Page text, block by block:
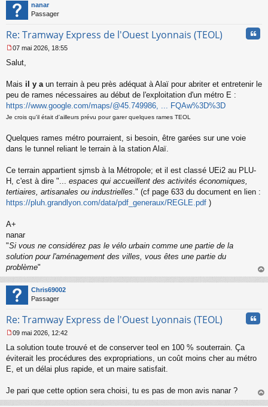
nanar
Passager
Re: Tramway Express de l'Ouest Lyonnais (TEOL)
e
s
g
e
n
n
u
07 mai 2026, 18:55
Salut,
Mais il y aun terrain à peu près adéquat à Alaï pour abriter et entretenir le
peu de rames nécessaires au début de l'exploitation d'un métro E :
https://www.google.com/maps/@45.749986, ... FQAw%3D%3D
Je crois qu'il était d'ailleurs prévu pour garer quelques rames TEOL
Quelques rames métro pourraient, si besoin, être garées sur une voie
dans le tunnel reliant le terrain à la station Alaï.
Ce terrain appartient sjmsb à la Métropole; et il est classé UEi2 au PLU-
H, c'est à dire "... espaces qui accueillent des activités économiques,
tertiaires, artisanales ou industrielles." (cf page 633 du document en lien :
https://pluh.grandlyon.com/data/pdf_generaux/REGLE.pdf )
A+
nanar
"Si vous ne considérez pas le vélo urbain comme une partie de la
solution pour l'aménagement des villes, vous êtes une partie du
problème"
au
Chris69002
Passager
Re: Tramway Express de l'Ouest Lyonnais (TEOL)
e
s
a
e
n
09 mai 2026, 12:42
La solution toute trouvé et de conserver teol en 100 % souterrain. Ça
éviterait les procédures des expropriations, un coût moins cher au métro
E, et un délai plus rapide, et un maire satisfait.
Je pari que cette option sera choisi, tu es pas de mon avis nanar ?
au